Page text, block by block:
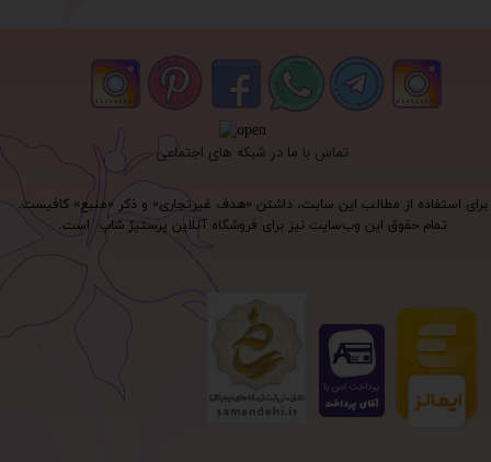
برای استفاده از مطالب این سایت، داشتن «هدف غیرتجاری» و ذکر «منبع» کافیست.
تمام حقوق اين وب‌سايت نیز برای فروشگاه آنلاین پرستیژ شاپ است.
تماس با ما در شبکه های اجتماعی